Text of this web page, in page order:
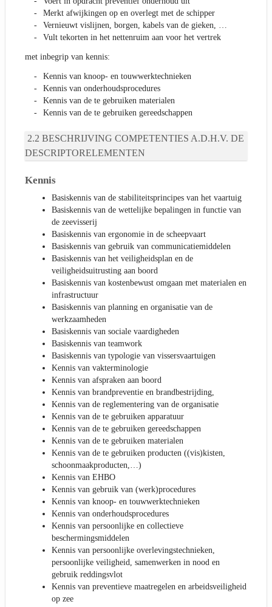
Merkt afwijkingen op en overlegt met de schipper
Vernieuwt vislijnen, borgen, kabels van de gieken, …
Vult tekorten in het nettenruim aan voor het vertrek
met inbegrip van kennis:
Kennis van knoop- en touwwerktechnieken
Kennis van onderhoudsprocedures
Kennis van de te gebruiken materialen
Kennis van de te gebruiken gereedschappen
BESCHRIJVING COMPETENTIES A.D.H.V. DE
DESCRIPTORELEMENTEN
Kennis
Basiskennis van de stabiliteitsprincipes van het vaartuig
Basiskennis van de wettelijke bepalingen in functie van
de zeevisserij
Basiskennis van ergonomie in de scheepvaart
Basiskennis van gebruik van communicatiemiddelen
Basiskennis van het veiligheidsplan en de
veiligheidsuitrusting aan boord
Basiskennis van kostenbewust omgaan met materialen en
infrastructuur
Basiskennis van planning en organisatie van de
werkzaamheden
Basiskennis van sociale vaardigheden
Basiskennis van teamwork
Basiskennis van typologie van vissersvaartuigen
Kennis van vakterminologie
Kennis van afspraken aan boord
Kennis van brandpreventie en brandbestrijding,
Kennis van de reglementering van de organisatie
Kennis van de te gebruiken apparatuur
Kennis van de te gebruiken gereedschappen
Kennis van de te gebruiken materialen
Kennis van de te gebruiken producten ((vis)kisten,
schoonmaakproducten,…)
Kennis van EHBO
Kennis van gebruik van (werk)procedures
Kennis van knoop- en touwwerktechnieken
Kennis van onderhoudsprocedures
Kennis van persoonlijke en collectieve
beschermingsmiddelen
Kennis van persoonlijke overlevingstechnieken,
persoonlijke veiligheid, samenwerken in nood en
gebruik reddingsvlot
Kennis van preventieve maatregelen en arbeidsveiligheid
op zee